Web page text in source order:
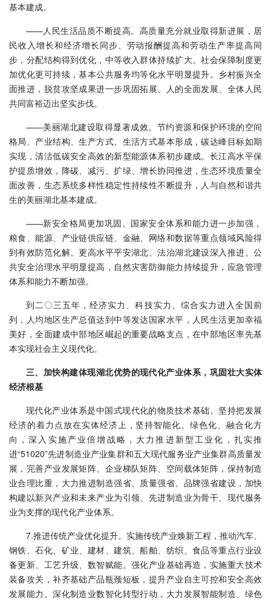
基本建成。
——人民生活品质不断提高。高质量充分就业取得新进展，居
民收入增长和经济增长同步、劳动报酬提高和劳动生产率提高同
步，分配结构得到优化，中等收入群体持续扩大。社会保障制度更
加优化更可持续，基本公共服务均等化水平明显提升。乡村振兴全
面推进，脱贫攻坚成果进一步巩固拓展。人的全面发展、全体人民
共同富裕迈出坚实步伐。
——美丽湖北建设取得显著成效。节约资源和保护环境的空间
格局、产业结构、生产方式、生活方式基本形成，碳达峰目标如期
实现，清洁低碳安全高效的新型能源体系初步建成。长江高水平保
护提质增效，降碳、减污、扩绿、增长协同推进，生态环境质量全
面改善，生态系统多样性稳定性持续性不断提升，人与自然和谐共
生的美丽湖北基本建成。
——新安全格局更加巩固。国家安全体系和能力进一步加强，
粮食、能源、产业链供应链、金融、网络和数据等重点领域风险得
到有效防范化解。更高水平平安湖北、法治湖北建设深入推进。公
共安全治理水平明显提高，自然灾害防御能力持续提升，应急管理
体系和能力不断加强。
到二〇三五年，经济实力、科技实力、综合实力进入全国前
列，人均地区生产总值达到中等发达国家水平，人民生活更加幸福
美好，全面建成中部地区崛起的重要战略支点，在中部地区率先基
本实现社会主义现代化。
三、加快构建体现湖北优势的现代化产业体系，巩固壮大实体
经济根基
现代化产业体系是中国式现代化的物质技术基础。坚持把发展
经济的着力点放在实体经济上，坚持智能化、绿色化、融合化方
向，深入实施产业倍增战略，大力推进新型工业化，扎实推
进“51020”先进制造业产业集群和五大现代服务业产业集群高质量发
展，完善产业发展矩阵、企业梯队矩阵、空间载体矩阵，保持制造
业合理比重，大力推进制造强省、质量强省、品牌强省建设，加快
构建以新兴产业和未来产业为引领、先进制造业为骨干、现代服务
业为支撑的现代化产业体系。
7.推进传统产业优化提升。实施传统产业焕新工程，推动汽车、
钢铁、石化、矿业、建材、建筑、船舶、纺织、食品等重点行业设
备更新、工艺升级、数智赋能。强化产业基础再造，实施重大技术
装备攻关，补齐基础产品瓶颈短板，提升产业自主可控和安全高效
发展能力。深化制造业数智化转型行动，大力发展智能制造、绿色